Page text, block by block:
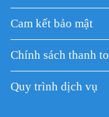
Cam kết bảo mật
Chính sách thanh
Quy trình dịch vụ